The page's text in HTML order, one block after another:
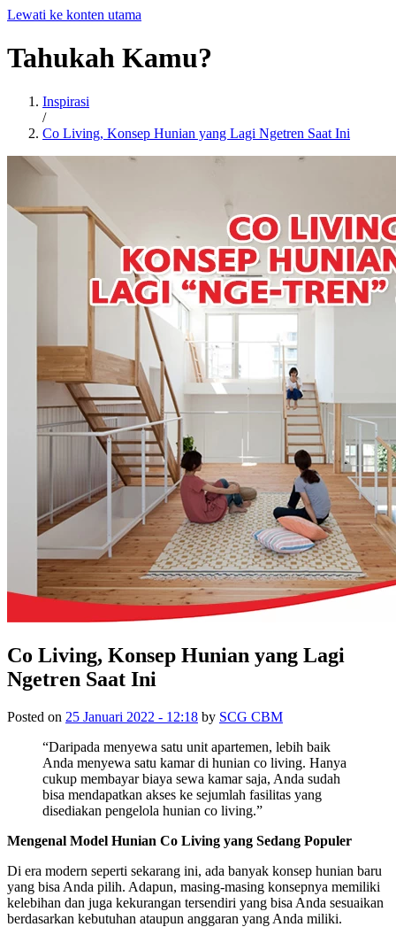
Lewati ke konten utama
Tahukah Kamu?
Inspirasi
/
Co Living, Konsep Hunian yang Lagi Ngetren Saat Ini
Co Living, Konsep Hunian yang Lagi
Ngetren Saat Ini
Posted on 25 Januari 2022 - 12:18 by SCG CBM
“Daripada menyewa satu unit apartemen, lebih baik
Anda menyewa satu kamar di hunian co living. Hanya
cukup membayar biaya sewa kamar saja, Anda sudah
bisa mendapatkan akses ke sejumlah fasilitas yang
disediakan pengelola hunian co living.”
Mengenal Model Hunian Co Living yang Sedang Populer
Di era modern seperti sekarang ini, ada banyak konsep hunian baru
yang bisa Anda pilih. Adapun, masing-masing konsepnya memiliki
kelebihan dan juga kekurangan tersendiri yang bisa Anda sesuaikan
berdasarkan kebutuhan ataupun anggaran yang Anda miliki.